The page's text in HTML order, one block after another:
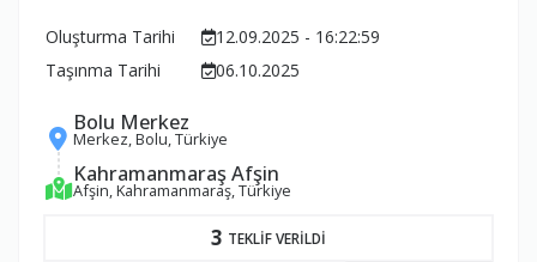
Oluşturma Tarihi
12.09.2025 - 16:22:59
Taşınma Tarihi
06.10.2025
Bolu Merkez
Merkez, Bolu, Türkiye
Kahramanmaraş Afşin
Afşin, Kahramanmaraş, Türkiye
3 TEKLİF VERİLDİ